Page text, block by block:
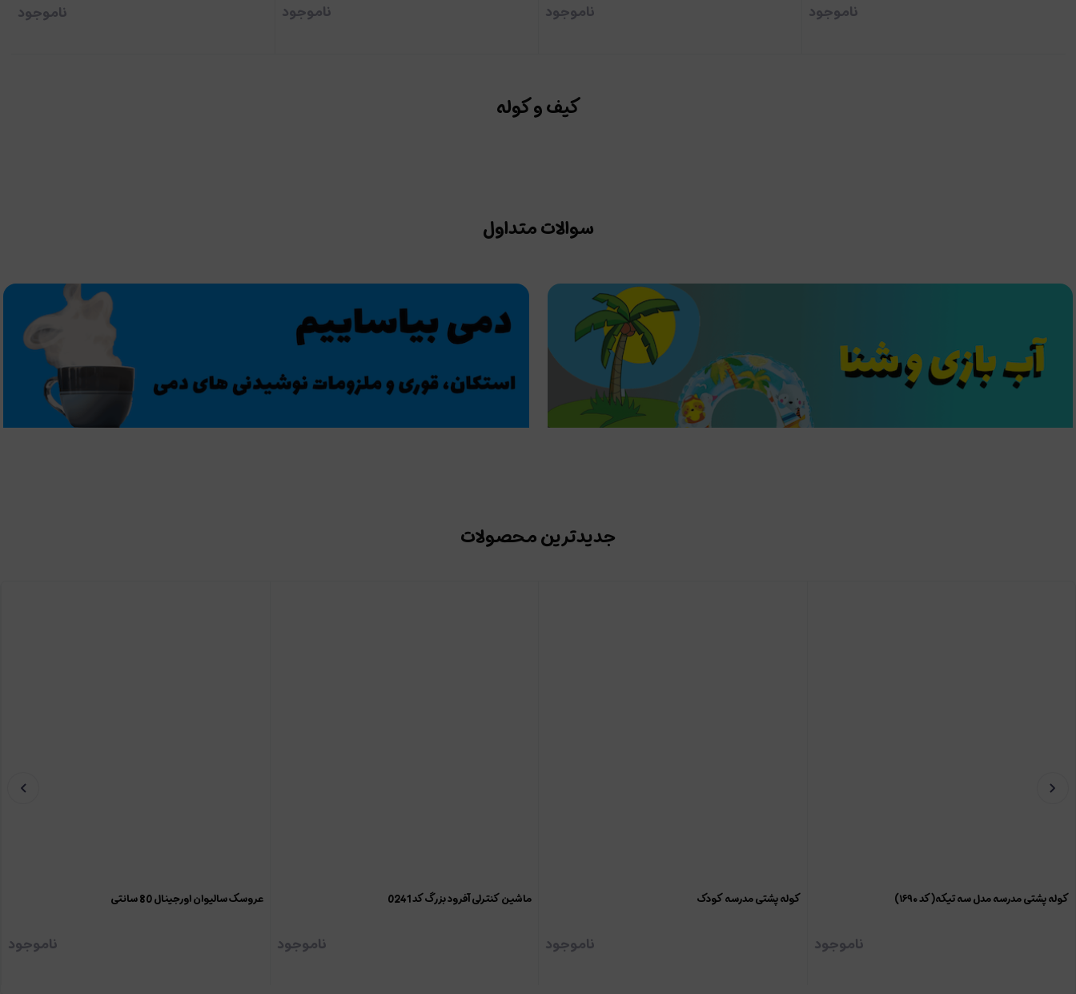
ناموجود ناموجود ناموجود ناموجود
کیف و کوله
سوالات متداول
جدیدترین محصولات
کوله پشتی مدرسه مدل سه تیکه(کد ۱۶۹۰)
ناموجود
کوله پشتی مدرسه کودک
ناموجود
ماشین کنترلی آفرود بزرگ کد 0241
ناموجود
عروسک سالیوان اورجینال 80 سانتی
ناموجود